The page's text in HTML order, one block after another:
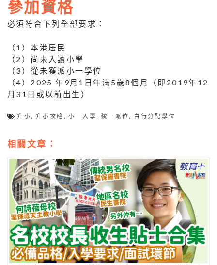
參加資格
必須符合下列全部要求：
（1）本港居民
（2）尚未入讀小學
（3）從未獲派小一學位
（4）2025 年9月1日年滿5歲8個月（即2019年12
月31日或以前出生）
升小 ,升小攻略 ,小一入學 統一派位 自行分配學位
相關文章：